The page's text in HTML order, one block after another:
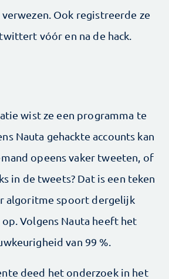
Ook registreerde ze
vóór en na de hack.
wist ze een programma te
Nauta gehackte accounts kan
opeens vaker tweeten, of
in de tweets? Dat is een teken
algoritme spoort dergelijk
Volgens Nauta heeft het
van 99 %.
deed het onderzoek in het